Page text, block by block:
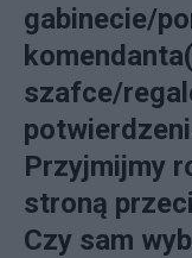
gabinecie/
szafce/
Przyjmijmy
stroną
Czy sam